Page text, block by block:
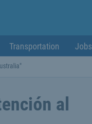
Transportation Jobs
al